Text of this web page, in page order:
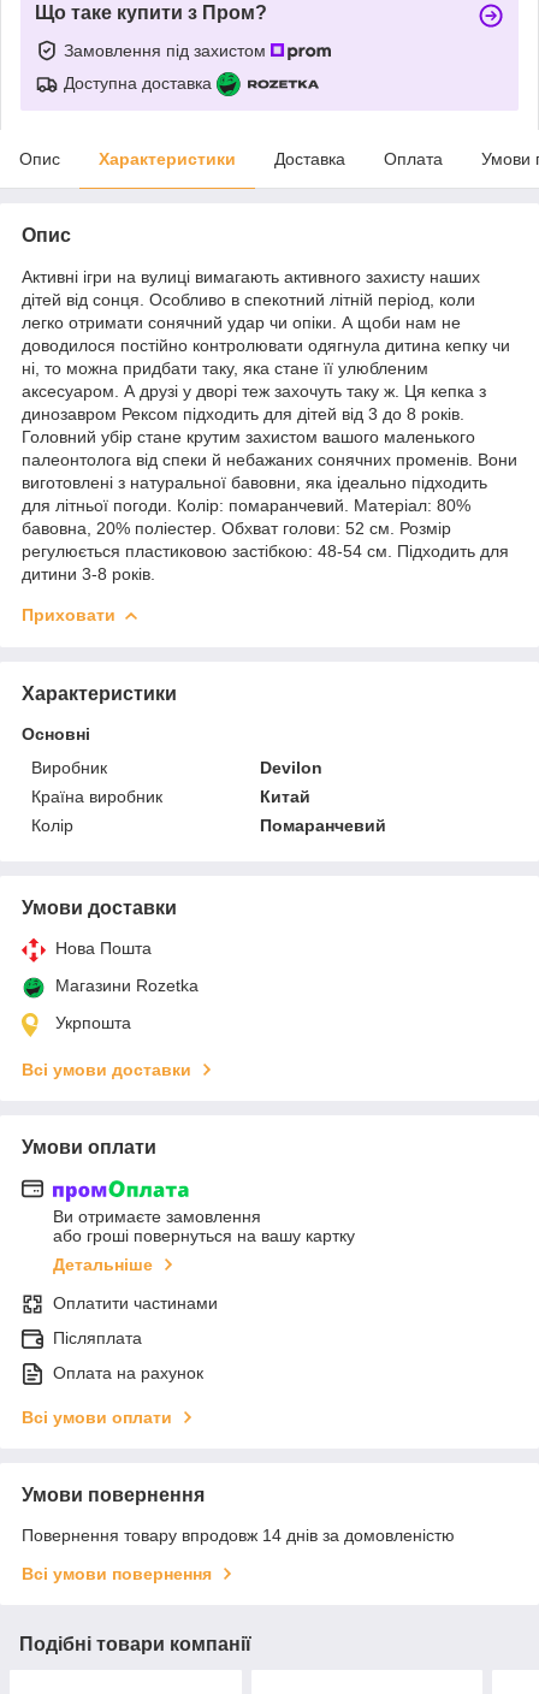
Що таке купити з Пром?
Замовлення під захистом
Доступна доставка
Опис Характеристики Доставка Оплата Умови
Опис
Активні ігри на вулиці вимагають активного захисту наших
дітей від сонця. Особливо в спекотний літній період, коли
легко отримати сонячний удар чи опіки. А щоби нам не
доводилося постійно контролювати одягнула дитина кепку чи
ні, то можна придбати таку, яка стане її улюбленим
аксесуаром. А друзі у дворі теж захочуть таку ж. Ця кепка з
динозавром Рексом підходить для дітей від 3 до 8 років.
Головний убір стане крутим захистом вашого маленького
палеонтолога від спеки й небажаних сонячних променів. Вони
виготовлені з натуральної бавовни, яка ідеально підходить
для літньої погоди. Колір: помаранчевий. Матеріал: 80%
бавовна, 20% поліестер. Обхват голови: 52 см. Розмір
регулюється пластиковою застібкою: 48-54 см. Підходить для
дитини 3-8 років.
Приховати
Характеристики
Основні
Виробник
Devilon
Країна виробник
Китай
Колір
Помаранчевий
Умови доставки
Нова Пошта
Магазини Rozetka
Укрпошта
Всі умови доставки
Умови оплати
Ви отримаєте замовлення
або гроші повернуться на вашу картку
Детальніше
Оплатити частинами
Післяплата
Оплата на рахунок
Всі умови оплати
Умови повернення
Повернення товару впродовж 14 днів за домовленістю
Всі умови повернення
Подібні товари компанії